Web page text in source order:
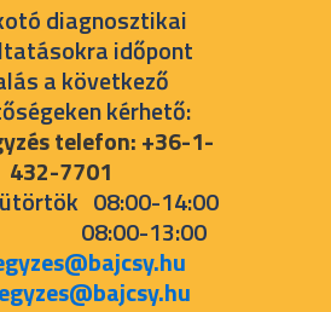
diagnosztikai
időpont
a következő
kérhető:
telefon: +36-1-
432-7701
08:00-14:00
08:00-13:00